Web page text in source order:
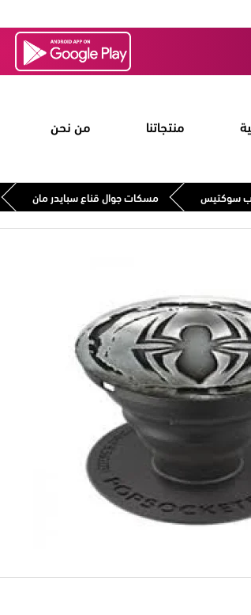
منتجاتنا من نحن
سوكتيس مسكات جوال قناع سبايدر مان